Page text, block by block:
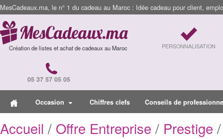
MesCadeaux.ma, le n° 1 du cadeau au Maroc : Idée cadeau pour client,
Création de listes et achat de cadeaux au Maroc PERSONNALISATION
05 37 57 05 05
Occasion Chiffres clefs Conseils de
Accueil / Offre Entreprise / Prestige